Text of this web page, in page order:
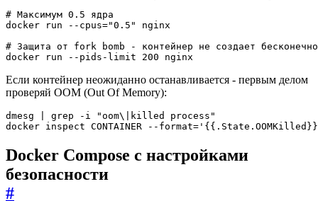
# Максимум 0.5 ядра
docker run --cpus="0.5"
# Защита от fork bomb - контейнер не создает
docker run --pids-limit 200 nginx
Если контейнер неожиданно останавливается - первым делом
проверяй OOM (Out Of Memory):
dmesg grep -i
"oom\|killed process"
docker inspect CONTAINER --format=
Docker Compose с настройками
безопасности
#